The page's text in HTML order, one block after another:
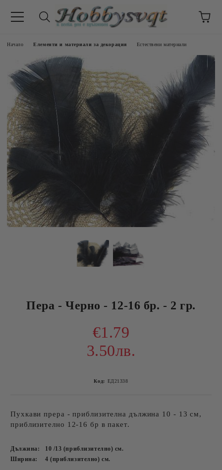
Начало Елементи и материали за декорация Естествени материали
Пера - Черно - 12-16 бр. - 2 гр.
€1.79
3.50лв.
Код: ЕД21338
Пухкави прера - приблизителна дължина 10 - 13 см,
приблизително 12-16 бр в пакет.
Дължина: 10 /13 (приблизително) см.
Ширина:
4 (приблизително)см.